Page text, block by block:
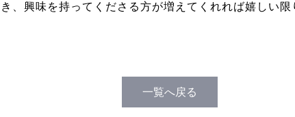
、興味を持ってくださる方が増えてくれれば嬉しい限
一覧へ戻る